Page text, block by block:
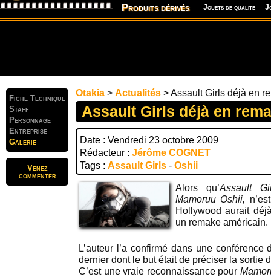
Produits dérivés Jouets de qualité
Fiche Technique
Staff
Personnage
Entreprise
Galerie
Venez
commenter
Otakia > Actualités > Assault Girls déjà en
Assault Girls déjà en
Date : Vendredi 23 octobre 2009
Rédacteur : Jérôme COGNET
Tags : Assault Girls - Oshii
Alors qu’Assault
Mamoruu Oshii,
Hollywood aurait
un remake américain.
L’auteur l’a confirmé dans une
dernier dont le but était de préciser la sortie
C’est une vraie reconnaissance pour